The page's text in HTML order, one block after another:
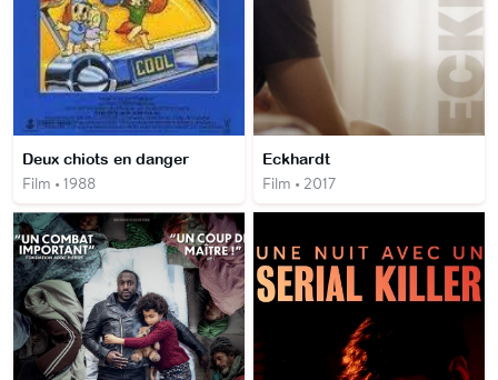
Deux chiots en danger
Film • 1988
Eckhardt
Film • 2017